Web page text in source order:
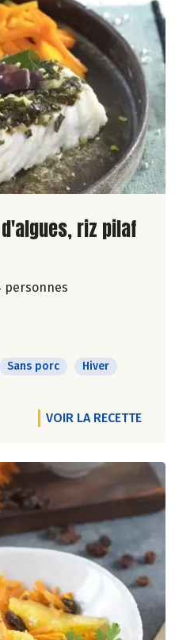
riz pilaf
personnes
Sans porc Hiver
VOIR LA RECETTE